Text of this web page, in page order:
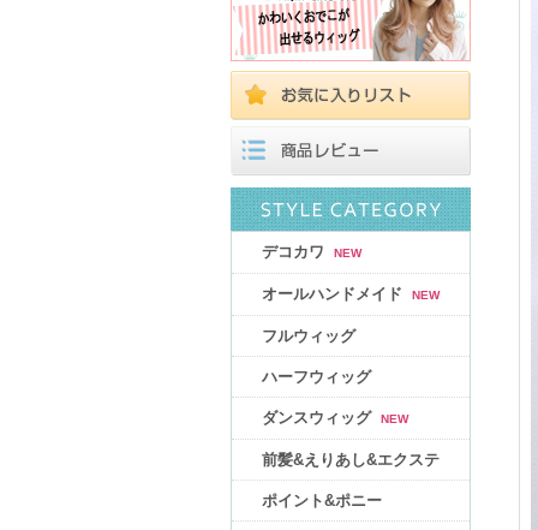
デコカワ NEW
オールハンドメイド NEW
フルウィッグ
ハーフウィッグ
ダンスウィッグ NEW
前髪&えりあし&エクステ
ポイント&ポニー